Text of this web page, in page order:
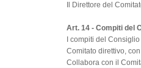
Il Direttore del
Art. 14 - Compiti del
I compiti del
Comitato direttivo,
Collabora con il